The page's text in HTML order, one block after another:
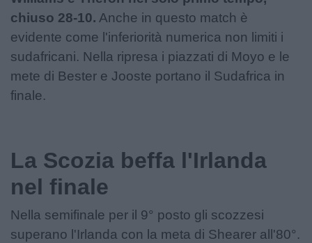
chiuso 28-10. Anche in questo match è
evidente come l'inferiorità numerica non limiti i
sudafricani. Nella ripresa i piazzati di Moyo e le
mete di Bester e Jooste portano il Sudafrica in
finale.
La Scozia beffa l'Irlanda
nel finale
Nella semifinale per il 9° posto gli scozzesi
superano l'Irlanda con la meta di Shearer all'80°.